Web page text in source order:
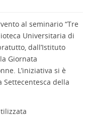
al seminario “Tre
Universitaria di
dall’Istituto
Giornata
L’iniziativa si è
Settecentesca della